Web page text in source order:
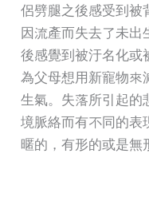
侶劈腿之後感受到被
因流產而失去了未出
後感覺到被汙名化或
為父母想用新寵物來
生氣。失落所引起的
境脈絡而有不同的表
暱的，有形的或是無